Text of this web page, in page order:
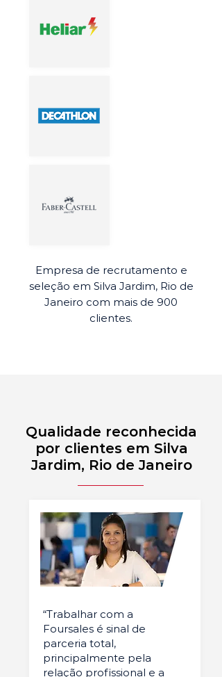
Empresa de recrutamento e
seleção em Silva Jardim, Rio de
Janeiro com mais de 900
clientes.
Qualidade reconhecida
por clientes em Silva
Jardim, Rio de Janeiro
“Trabalhar com a
Foursales é sinal de
parceria total,
principalmente pela
relação profissional e a